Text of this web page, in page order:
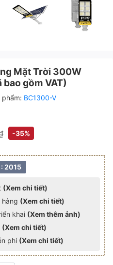
Mặt Trời 300W
gồm VAT)
phẩm: BC1300-V
-35%
: 2015
(Xem chi tiết)
hàng (Xem chi tiết)
khai (Xem thêm ảnh)
(Xem chi tiết)
phí (Xem chi tiết)